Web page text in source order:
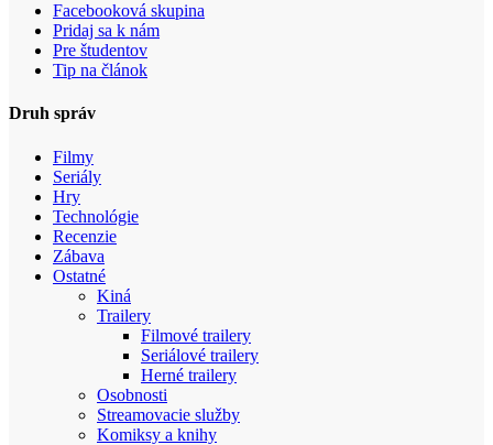
Facebooková skupina
Pridaj sa k nám
Pre študentov
Tip na článok
Druh správ
Filmy
Seriály
Hry
Technológie
Recenzie
Zábava
Ostatné
Kiná
Trailery
Filmové trailery
Seriálové trailery
Herné trailery
Osobnosti
Streamovacie služby
Komiksy a knihy